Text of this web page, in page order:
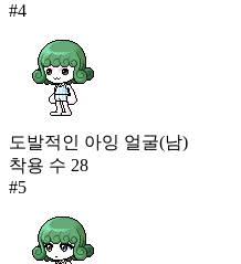
#4
도발적인 아잉 얼굴(남)
착용 수 28
#5